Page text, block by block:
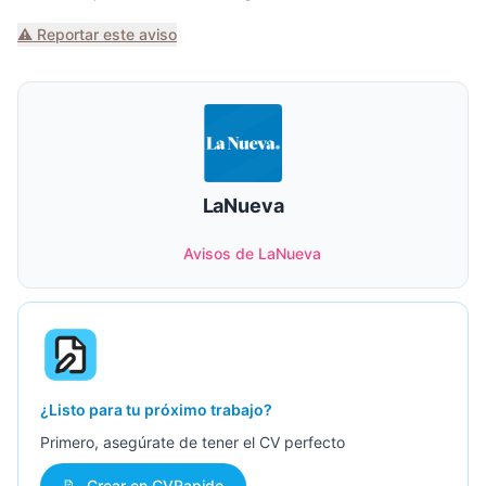
⚠️ Reportar este aviso
LaNueva
Avisos de LaNueva
¿Listo para tu próximo trabajo?
Primero, asegúrate de tener el CV perfecto